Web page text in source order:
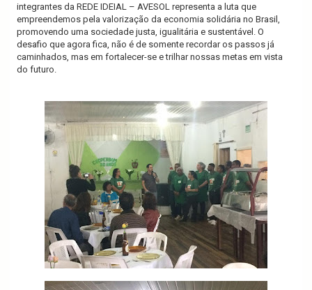
integrantes da REDE IDEIAL – AVESOL representa a luta que
empreendemos pela valorização da economia solidária no Brasil,
promovendo uma sociedade justa, igualitária e sustentável. O
desafio que agora fica, não é de somente recordar os passos já
caminhados, mas em fortalecer-se e trilhar nossas metas em vista
do futuro.